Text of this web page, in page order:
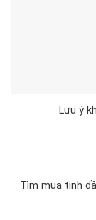
Lưu ý
Tìm mua tinh